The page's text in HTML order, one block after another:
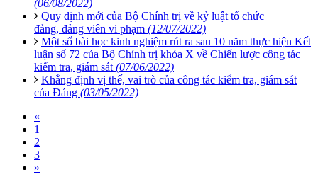
(06/08/2022)
Quy định mới của Bộ Chính trị về kỷ luật tổ chức
đảng, đảng viên vi phạm (12/07/2022)
Một số bài học kinh nghiệm rút ra sau 10 năm thực hiện Kết
luận số 72 của Bộ Chính trị khóa X về Chiến lược công tác
kiểm tra, giám sát (07/06/2022)
Khẳng định vị thế, vai trò của công tác kiểm tra, giám sát
của Đảng (03/05/2022)
«
1
2
3
»